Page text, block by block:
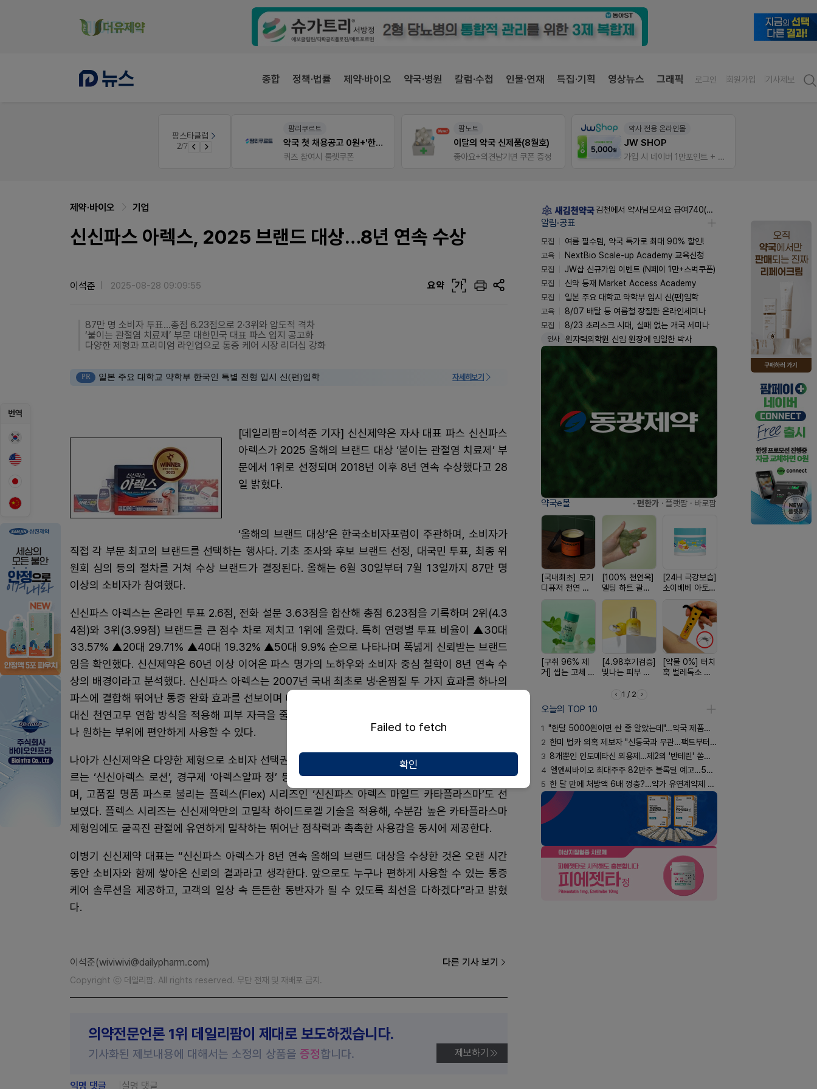
종합 정책·법률 제약·바이오 약국·병원 칼럼·수첩 인물·연재 특집·기획 영상뉴스 그래픽 로그인 회원가입 기사제보
팜스타클럽
3/7 약국 첫 채용공고 0원+'한번 더' 무료 연장
팜노트
이달의 약국 신제품(8월호)
좋아요+의견남기면 쿠폰 증정
약사 전용 온라인몰
JW SHOP
가입 시 네이버 1만포인트 + 스벅쿠폰
약사 전용 멤버십몰
편한가 멤버십몰
가입 시 50% 할인 쿠폰+적립금까지!
번역
제약·바이오 기업
신신파스 아렉스, 2025 브랜드 대상…8년 연속 수상
이석준 2025-08-28 09:09:55 요약 가
87만 명 소비자 투표…총점 6.23점으로 2·3위와 압도적 격차
‘붙이는 관절염 치료제’ 부문 대한민국 대표 파스 입지 공고화
다양한 제형과 프리미엄 라인업으로 통증 케어 시장 리더십 강화
PR 일본 주요 대학교 약학부 한국인 특별 전형 입시 신(편)입학 자세히보기
[데일리팜=이석준 기자] 신신제약은 자사 대표 파스 신신파스
아렉스가 2025 올해의 브랜드 대상 ‘붙이는 관절염 치료제’ 부
문에서 1위로 선정되며 2018년 이후 8년 연속 수상했다고 28
일 밝혔다.
‘올해의 브랜드 대상’은 한국소비자포럼이 주관하며, 소비자가
직접 각 부문 최고의 브랜드를 선택하는 행사다. 기초 조사와 후보 브랜드 선정, 대국민 투표, 최종 위
원회 심의 등의 절차를 거쳐 수상 브랜드가 결정된다. 올해는 6월 30일부터 7월 13일까지 87만 명
이상의 소비자가 참여했다.
신신파스 아렉스는 온라인 투표 2.6점, 전화 설문 3.63점을 합산해 총점 6.23점을 기록하며 2위(4.3
4점)와 3위(3.99점) 브랜드를 큰 점수 차로 제치고 1위에 올랐다. 특히 연령별 투표 비율이 ▲30대
33.57% ▲20대 29.71% ▲40대 19.32% ▲50대 9.9% 순으로 나타나며 폭넓게 신뢰받는 브랜드
임을 확인했다. 신신제약은 60년 이상 이어온 파스 명가의 노하우와 소비자 중심 철학이 8년 연속 수
상의 배경이라고 분석했다. 신신파스 아렉스는 2007년 국내 최초로 냉·온찜질 두 가지 효과를 하나의
파스에 결합해 뛰어난 통증 완화 효과를 선보이며 대한민국 대표 파스로 자리매김했다. 또한 유기용매
대신 천연고무 연합 방식을 적용해 피부 자극을 줄이고, 양방향 신축성 원단으로 밀착성을 높여 누구
나 원하는 부위에 편안하게 사용할 수 있다.
나아가 신신제약은 다양한 제형으로 소비자 선택권을 확대하며 통증 케어 리더십을 강화하고 있다. 바
르는 ‘신신아렉스 로션’, 경구제 ‘아렉스알파 정’ 등을 선보여 붙이고·바르고·먹는 라인업을 갖추었으
며, 고품질 명품 파스로 불리는 플렉스(Flex) 시리즈인 ‘신신파스 아렉스 마일드 카타플라스마’도 선
보였다. 플렉스 시리즈는 신신제약만의 고밀착 하이드로겔 기술을 적용해, 수분감 높은 카타플라스마
제형임에도 굴곡진 관절에 유연하게 밀착하는 뛰어난 점착력과 촉촉한 사용감을 동시에 제공한다.
이병기 신신제약 대표는 “신신파스 아렉스가 8년 연속 올해의 브랜드 대상을 수상한 것은 오랜 시간
동안 소비자와 함께 쌓아온 신뢰의 결과라고 생각한다. 앞으로도 누구나 편하게 사용할 수 있는 통증
케어 솔루션을 제공하고, 고객의 일상 속 든든한 동반자가 될 수 있도록 최선을 다하겠다”라고 밝혔
다.
이석준(wiviwivi@dailypharm.com) 다른 기사 보기
Copyright ⓒ 데일리팜. All rights reserved. 무단 전재 및 재배포 금지.
의약전문언론 1위 데일리팜이 제대로 보도하겠습니다.
기사화된 제보내용에 대해서는 소정의 상품을 증정합니다. 제보하기
익명 댓글 실명 댓글
김천에서 약사님모셔요 급여740(퇴직금선지급시실수령800),KTXSRT김천구미역있음
알림·공표
모집
여름 필수템, 약국 특가로 최대 90% 할인!
교육
NextBio Scale-up Academy 교육신청
모집
JW샵 신규가입 이벤트 (N페이 1만+스벅쿠폰)
모집
신약 등재 Market Access Academy
모집
일본 주요 대학교 약학부 입시 신(편)입학
교육
8/07 배탈 등 여름철 장질환 온라인세미나
모집
8/23 초리스크 시대, 실패 없는 개국 세미나
인사 원자력의학원 신임 원장에 임일한 박사
약국e몰 · 편한가 · 플랫팜 · 바로팜
[국내최초] 모기
디퓨저 천연 계
피 모키센트 디
[100% 천연옥]
멜팅 하트 괄사
마사지기
[24H 극강보습]
소이베베 아토
[구취 96% 제
거] 씹는 고체 가
[4.98후기검증]
빛나는 피부 오
[약물 0%] 터치
훅 벌레독소 흡
1 / 2
오늘의 TOP 10
1 "한달 5000원이면 싼 줄 알았는데"…약국 제품과 비교해보니
2 한미 법카 의혹 제보자 "신동국과 무관…팩트부터 따져야"
3 8개뿐인 인도메타신 외용제…제2의 '반테린' 쏟아지나
4 엘앤씨바이오 최대주주 82만주 블록딜 예고…500억 규모
5 한 달 만에 처방액 6배 껑충?…약가 유연계약제 착시효과
Failed to fetch
확인